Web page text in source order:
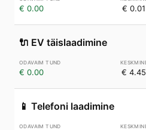
€ 0.00 € 0.01
🔌 EV täislaadimine
€ 0.00 € 4.45
📱 Telefoni laadimine